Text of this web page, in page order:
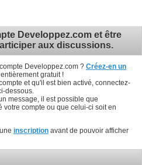
Developpez.com et être
aux discussions.
Developpez.com ? Créez-en un
entièrement gratuit !
et qu'il est bien activé, connectez-
dessous.
message, il est possible que
votre compte ou que celui-ci soit en
inscription avant de pouvoir afficher